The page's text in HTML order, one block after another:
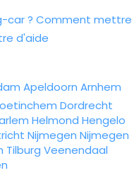
car ? Comment mettre
d'aide
Apeldoorn Arnhem
Dordrecht
Helmond Hengelo
Nijmegen Nijmegen
Tilburg Veenendaal